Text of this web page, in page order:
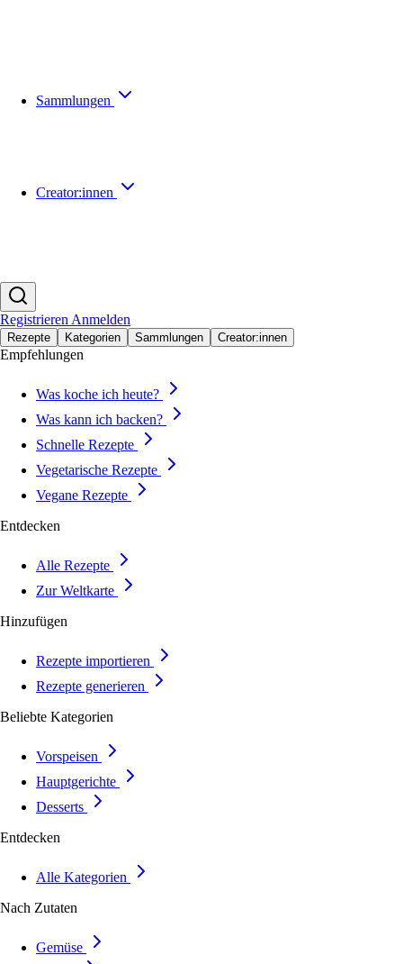
Sammlungen
Creator:innen
Registrieren Anmelden
Rezepte Kategorien Sammlungen Creator:innen
Empfehlungen
Was koche ich heute?
Was kann ich backen?
Schnelle Rezepte
Vegetarische Rezepte
Vegane Rezepte
Entdecken
Alle Rezepte
Zur Weltkarte
Hinzufügen
Rezepte importieren
Rezepte generieren
Beliebte Kategorien
Vorspeisen
Hauptgerichte
Desserts
Entdecken
Alle Kategorien
Nach Zutaten
Gemüse